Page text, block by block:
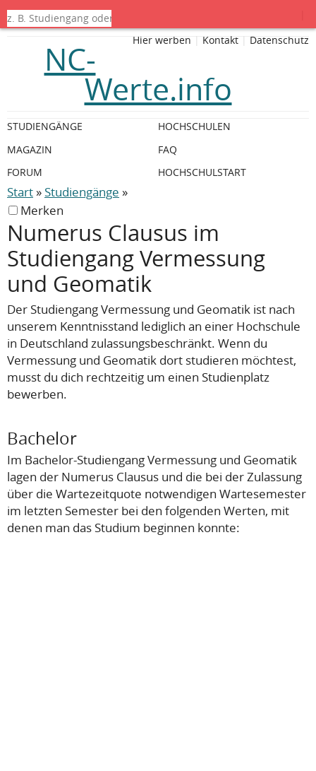
Start » Studiengänge »
Merken
Numerus Clausus im
Studiengang Vermessung
und Geomatik
Der Studiengang Vermessung und Geomatik ist nach
unserem Kenntnisstand lediglich an einer Hochschule
in Deutschland zulassungsbeschränkt. Wenn du
Vermessung und Geomatik dort studieren möchtest,
musst du dich rechtzeitig um einen Studienplatz
bewerben.
Bachelor
Im Bachelor-Studiengang Vermessung und Geomatik
lagen der Numerus Clausus und die bei der Zulassung
über die Wartezeitquote notwendigen Wartesemester
im letzten Semester bei den folgenden Werten, mit
denen man das Studium beginnen konnte:
Hier werben | Kontakt | Datenschutz
NC-
Werte.info
STUDIENGÄNGE
HOCHSCHULEN
MAGAZIN
FAQ
FORUM
HOCHSCHULSTART